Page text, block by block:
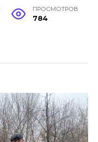
ПРОСМОТРОВ
784